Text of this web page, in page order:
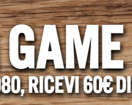
RICEVI 60€ DI